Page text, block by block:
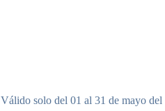
Válido solo del 01 al 31 de mayo del